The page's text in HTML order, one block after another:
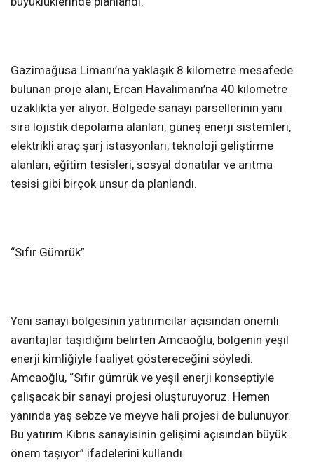
Gazimağusa Limanı’na yaklaşık 8 kilometre mesafede
bulunan proje alanı, Ercan Havalimanı’na 40 kilometre
uzaklıkta yer alıyor. Bölgede sanayi parsellerinin yanı
sıra lojistik depolama alanları, güneş enerji sistemleri,
elektrikli araç şarj istasyonları, teknoloji geliştirme
alanları, eğitim tesisleri, sosyal donatılar ve arıtma
tesisi gibi birçok unsur da planlandı.
“Sıfır Gümrük”
Yeni sanayi bölgesinin yatırımcılar açısından önemli
avantajlar taşıdığını belirten Amcaoğlu, bölgenin yeşil
enerji kimliğiyle faaliyet göstereceğini söyledi.
Amcaoğlu, “Sıfır gümrük ve yeşil enerji konseptiyle
çalışacak bir sanayi projesi oluşturuyoruz. Hemen
yanında yaş sebze ve meyve hali projesi de bulunuyor.
Bu yatırım Kıbrıs sanayisinin gelişimi açısından büyük
önem taşıyor” ifadelerini kullandı.